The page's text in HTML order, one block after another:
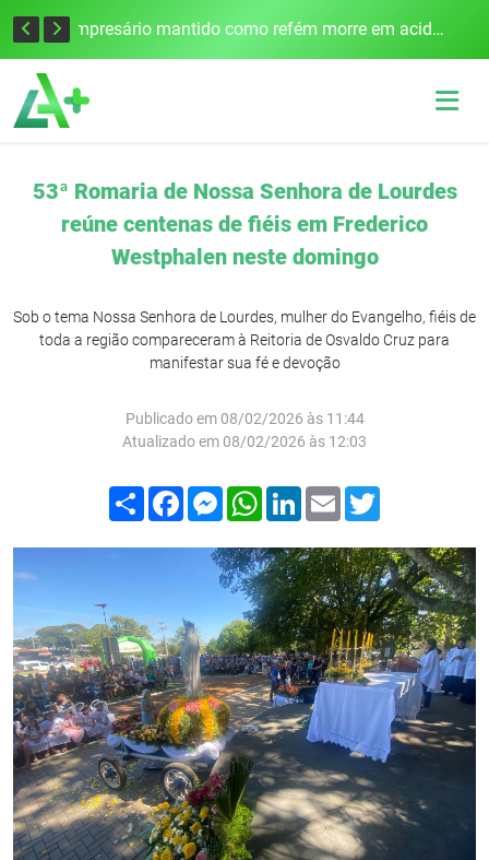
Edital para construção de ponte entre Itapiranga e Barra do Guarita deve ser lançado no segundo semestre Empresário mantido como refém morre em acidente após assalto em Cerro Largo
53ª Romaria de Nossa Senhora de Lourdes
reúne centenas de fiéis em Frederico
Westphalen neste domingo
Sob o tema Nossa Senhora de Lourdes, mulher do Evangelho, fiéis de
toda a região compareceram à Reitoria de Osvaldo Cruz para
manifestar sua fé e devoção
Publicado em 08/02/2026 às 11:44
Atualizado em 08/02/2026 às 12:03
Compartilhar
FacebookMessenger
WhatsApp
LinkedIn
Email